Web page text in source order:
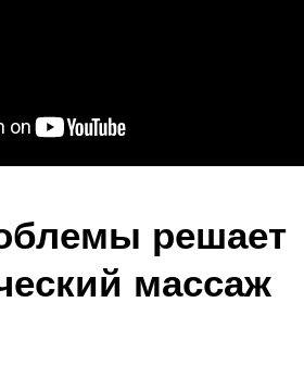
решает
массаж